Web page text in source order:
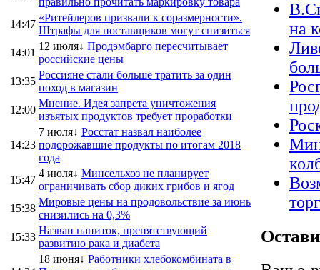
14:47
«Ритейлеров призвали к соразмерности».
Штрафы для поставщиков могут снизиться
14:01
12 июля↓ Продэмбарго пересчитывает
российские цены
13:35
Россияне стали больше тратить за один
поход в магазин
12:00
Мнение. Идея запрета уничтожения
изъятых продуктов требует проработки
14:23
7 июля↓ Росстат назвал наиболее
подорожавшие продукты по итогам 2018
года
15:47
4 июля↓ Минсельхоз не планирует
ограничивать сбор диких грибов и ягод
15:38
Мировые цены на продовольствие за июнь
снизились на 0,3%
15:33
Назван напиток, препятствующий
развитию рака и диабета
18 июня↓ Работники хлебокомбината в
на